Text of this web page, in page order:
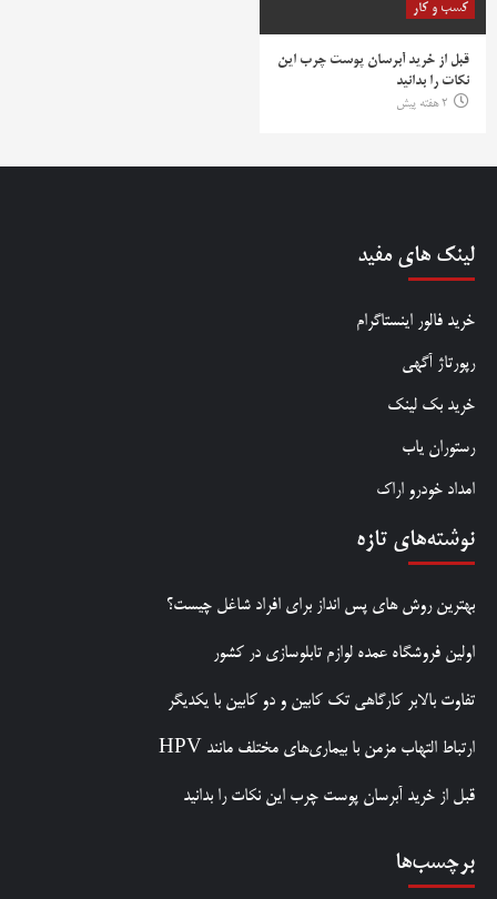
کسب و کار
قبل از خرید آبرسان پوست چرب این
نکات را بدانید
2 هفته پیش
لینک های مفید
خرید فالور اینستاگرام
رپورتاژ آگهی
خرید بک لینک
رستوران یاب
امداد خودرو اراک
نوشته‌های تازه
بهترین روش‌ های پس‌ انداز برای افراد شاغل چیست؟
اولین فروشگاه عمده لوازم تابلوسازی در کشور
تفاوت بالابر کارگاهی تک کابین و دو کابین با یکدیگر
ارتباط التهاب مزمن با بیماری‌های مختلف مانند HPV
قبل از خرید آبرسان پوست چرب این نکات را بدانید
برچسب‌ها